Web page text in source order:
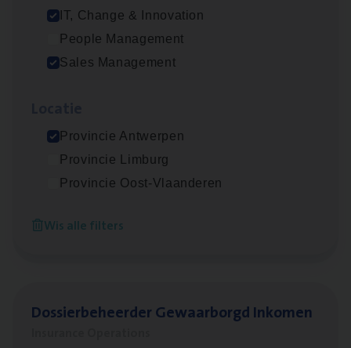
IT, Change & Innovation
People Management
Sales Management
Provincie Antwerpen
Provincie Limburg
Provincie Oost-Vlaanderen
Wis alle filters
Insu­ran­ce Bro­ker Trans­port
(Agi­le)ITPro­ject Manager
Antwerpen
Dos­sier­be­heer­der Gewaar­borgd Inkomen